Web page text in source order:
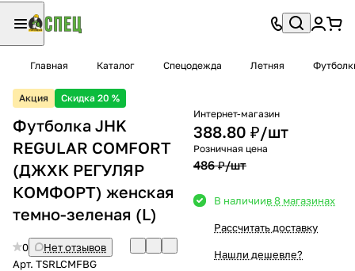
Главная Каталог Спецодежда Летняя
Акция Скидка 20 %
Футболка JHK
REGULAR COMFORT
(ДЖХК РЕГУЛЯР
КОМФОРТ) женская
темно-зеленая (L)
0
Нет отзывов
Арт. TSRLCMFBG
Интернет-магазин
388.80 ₽/шт
Розничная цена
486 ₽/шт
В наличиив 8 магазинах
Рассчитать доставку
Нашли дешевле?